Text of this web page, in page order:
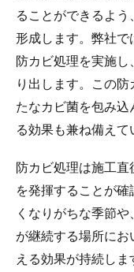
ることができるよ
形成します。弊社
防カビ処理を実施
り出します。この
たなカビ菌を包み込
る効果も兼ね備えて
防カビ処理は施工
を発揮することが
くなりがちな季節
が継続する場所にお
える効果が持続し